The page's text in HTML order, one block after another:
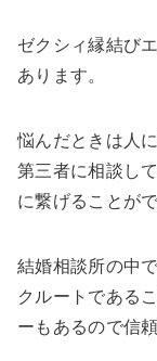
ゼクシィ縁結び
あります。
悩んだときは人
第三者に相談し
に繋げることが
結婚相談所の中
クルートである
ーもあるので信